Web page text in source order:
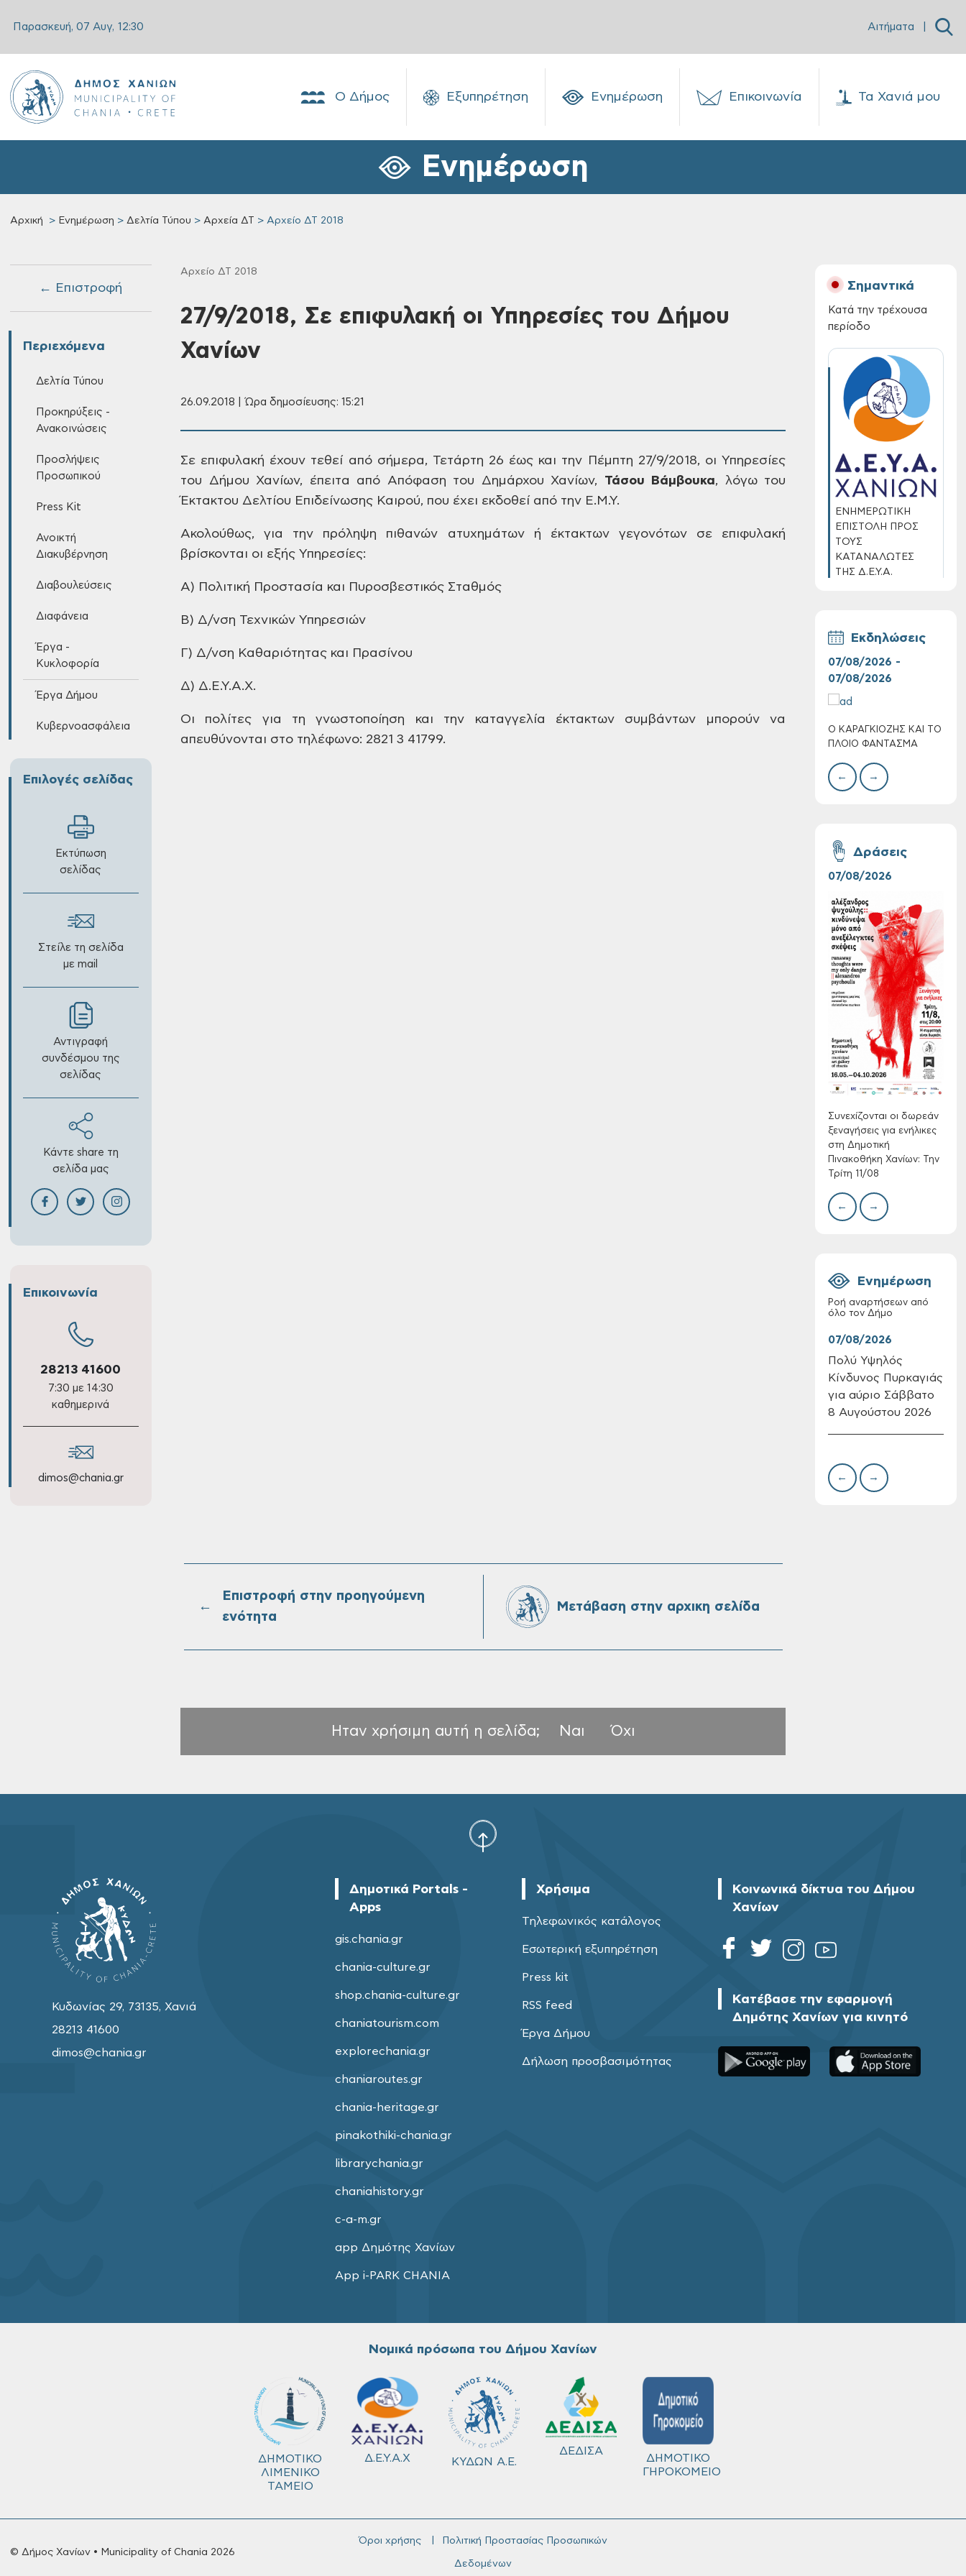
Παρασκευή, 07 Αυγ, 12:30 Αιτήματα
Ο Δήμος Εξυπηρέτηση Ενημέρωση Επικοινωνία Τα Χανιά μου
Ενημέρωση
Αρχική Ενημέρωση Δελτία Τύπου Αρχεία ΔΤ Αρχείο ΔΤ 2018
← Επιστροφή
Περιεχόμενα
Δελτία Τύπου
Προκηρύξεις -
Ανακοινώσεις
Προσλήψεις
Προσωπικού
Press Kit
Ανοικτή
Διακυβέρνηση
Διαβουλεύσεις
Διαφάνεια
Έργα -
Κυκλοφορία
Έργα Δήμου
Κυβερνοασφάλεια
Επιλογές σελίδας
Εκτύπωση
σελίδας
Στείλε τη σελίδα
με mail
Αντιγραφή
συνδέσμου της
σελίδας
Κάντε share τη
σελίδα μας
Επικοινωνία
28213 41600
7:30 με 14:30
καθημερινά
dimos@chania.gr
Αρχείο ΔΤ 2018
27/9/2018, Σε επιφυλακή οι Υπηρεσίες του Δήμου
Χανίων
26.09.2018 | Ώρα δημοσίευσης: 15:21
Σε επιφυλακή έχουν τεθεί από σήμερα, Τετάρτη 26 έως και την Πέμπτη 27/9/2018, οι Υπηρεσίες
του Δήμου Χανίων, έπειτα από Απόφαση του Δημάρχου Χανίων, Τάσου Βάμβουκα, λόγω του
Έκτακτου Δελτίου Επιδείνωσης Καιρού, που έχει εκδοθεί από την Ε.Μ.Υ.
Ακολούθως, για την πρόληψη πιθανών ατυχημάτων ή έκτακτων γεγονότων σε επιφυλακή
βρίσκονται οι εξής Υπηρεσίες:
Α) Πολιτική Προστασία και Πυροσβεστικός Σταθμός
Β) Δ/νση Τεχνικών Υπηρεσιών
Γ) Δ/νση Καθαριότητας και Πρασίνου
Δ) Δ.Ε.Υ.Α.Χ.
Οι πολίτες για τη γνωστοποίηση και την καταγγελία έκτακτων συμβάντων μπορούν να
απευθύνονται στο τηλέφωνο: 2821 3 41799.
Σημαντικά
Κατά την τρέχουσα
περίοδο
ΕΝΗΜΕΡΩΤΙΚΗ
ΕΠΙΣΤΟΛΗ ΠΡΟΣ
ΤΟΥΣ
ΚΑΤΑΝΑΛΩΤΕΣ
ΤΗΣ Δ.Ε.Υ.Α.
Πολύ Υψηλός
για αύριο Σάββατο 8
Αυγούστου 2026
Συνεχίζονται οι
δωρεάν ξεναγήσεις
για ενήλικες στη
Δημοτική
Πινακοθήκη Χανίων:
Την Τρίτη 11/08
08-2026
Επαναλειτουργία
του συστήματος
Εκδηλώσεις
07/08/2026 -
07/08/2026
Ο ΚΑΡΑΓΚΙΟΖΗΣ ΚΑΙ ΤΟ
ΠΛΟΙΟ ΦΑΝΤΑΣΜΑ
← →
Δράσεις
07/08/2026
Συνεχίζονται οι δωρεάν
ξεναγήσεις για ενήλικες
στη Δημοτική
Πινακοθήκη Χανίων: Την
Τρίτη 11/08
← →
Ενημέρωση
Ροή αναρτήσεων από
όλο τον Δήμο
07/08/2026
Πολύ Υψηλός
Κίνδυνος Πυρκαγιάς
για αύριο Σάββατο
8 Αυγούστου 2026
← →
←
Επιστροφή στην προηγούμενη
ενότητα
Μετάβαση στην αρχικη σελίδα
Ηταν χρήσιμη αυτή η σελίδα; Ναι Όχι
Κυδωνίας 29, 73135, Χανιά
28213 41600
dimos@chania.gr
Δημοτικά Portals -
Apps
gis.chania.gr
chania-culture.gr
shop.chania-culture.gr
chaniatourism.com
explorechania.gr
chaniaroutes.gr
chania-heritage.gr
pinakothiki-chania.gr
librarychania.gr
chaniahistory.gr
c-a-m.gr
app Δημότης Χανίων
App i-PARK CHANIA
Χρήσιμα
Τηλεφωνικός κατάλογος
Εσωτερική εξυπηρέτηση
Press kit
RSS feed
Έργα Δήμου
Δήλωση προσβασιμότητας
Κοινωνικά δίκτυα του Δήμου
Χανίων
Κατέβασε την εφαρμογή
Δημότης Χανίων για κινητό
Νομικά πρόσωπα του Δήμου Χανίων
ΔΗΜΟΤΙΚΟ
ΛΙΜΕΝΙΚΟ
ΤΑΜΕΙΟ
Δ.Ε.Υ.Α.Χ ΚΥΔΩΝ Α.Ε.
ΔΕΔΙΣΑ
ΔΗΜΟΤΙΚΟ
ΓΗΡΟΚΟΜΕΙΟ
© Δήμος Χανίων • Municipality of Chania 2026
Όροι χρήσης Πολιτική Προστασίας Προσωπικών
Δεδομένων